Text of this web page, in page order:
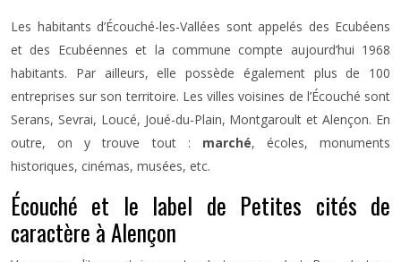
Les habitants d’Écouché-les-Vallées sont appelés des Ecubéens
et des Ecubéennes et la commune compte aujourd’hui 1968
habitants. Par ailleurs, elle possède également plus de 100
entreprises sur son territoire. Les villes voisines de l’Écouché sont
Serans, Sevrai, Loucé, Joué-du-Plain, Montgaroult et Alençon. En
outre, on y trouve tout : marché, écoles, monuments
historiques, cinémas, musées, etc.
Écouché et le label de Petites cités de
caractère à Alençon